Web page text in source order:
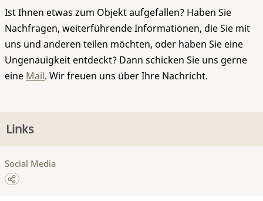
Ist Ihnen etwas zum Objekt aufgefallen? Haben Sie
Nachfragen, weiterführende Informationen, die Sie mit
uns und anderen teilen möchten, oder haben Sie eine
Ungenauigkeit entdeckt? Dann schicken Sie uns gerne
eine Mail. Wir freuen uns über Ihre Nachricht.
Links
Social Media